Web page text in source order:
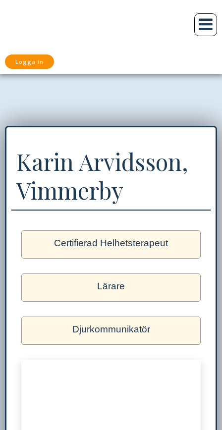
Logga in
Karin Arvidsson,
Vimmerby
Certifierad Helhetsterapeut
Lärare
Djurkommunikatör